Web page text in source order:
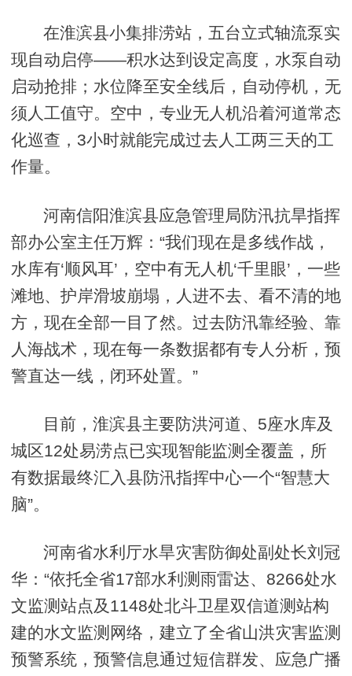
在淮滨县小集排涝站，五台立式轴流泵实
现自动启停——积水达到设定高度，水泵自动
启动抢排；水位降至安全线后，自动停机，无
须人工值守。空中，专业无人机沿着河道常态
化巡查，3小时就能完成过去人工两三天的工
作量。
河南信阳淮滨县应急管理局防汛抗旱指挥
部办公室主任万辉：“我们现在是多线作战，
水库有‘顺风耳’，空中有无人机‘千里眼’，一些
滩地、护岸滑坡崩塌，人进不去、看不清的地
方，现在全部一目了然。过去防汛靠经验、靠
人海战术，现在每一条数据都有专人分析，预
警直达一线，闭环处置。”
目前，淮滨县主要防洪河道、5座水库及
城区12处易涝点已实现智能监测全覆盖，所
有数据最终汇入县防汛指挥中心一个“智慧大
脑”。
河南省水利厅水旱灾害防御处副处长刘冠
华：“依托全省17部水利测雨雷达、8266处水
文监测站点及1148处北斗卫星双信道测站构
建的水文监测网络，建立了全省山洪灾害监测
预警系统，预警信息通过短信群发、应急广播